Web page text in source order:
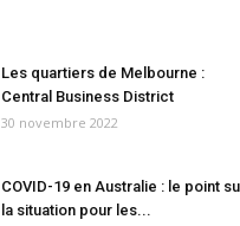
Les quartiers de Melbourne :
Central Business District
30 novembre 2022
COVID-19 en Australie : le point
la situation pour les...